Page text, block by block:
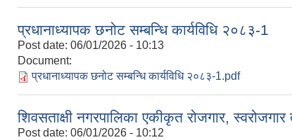
प्रधानाध्यापक छनोट सम्बन्धि कार्यविधि २०८३-1
Post date: 06/01/2026 - 10:13
Document:
प्रधानाध्यापक छनोट सम्बन्धि कार्यविधि २०८३-1.pdf
शिवसताक्षी नगरपालिका एकीकृत रोजगार, स्वरोजगार
Post date: 06/01/2026 - 10:12